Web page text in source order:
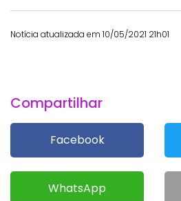
Notícia atualizada em 10/05/2021 21h01
Compartilhar
Facebook
WhatsApp